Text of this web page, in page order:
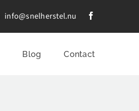
info@snelherstel.nu
Blog Contact